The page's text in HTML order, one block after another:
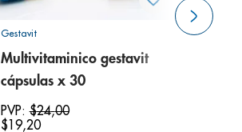
Gestavit
Multivitaminico gestavit
cápsulas x 30
PVP:$24,00
$19,20